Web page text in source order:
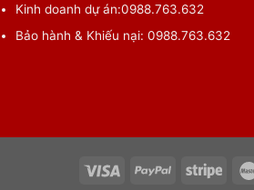
Kinh doanh dự án:0988.763.632
Bảo hành & Khiếu nại:0988.763.632